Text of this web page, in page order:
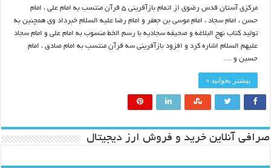
مرکزی آستان قدس رضوی از اتمام بازآفرینی ۵ قرآن منتسب به امام علی ، امام
حسن ، امام سجاد ، امام موسی بن جعفر و امام رضا علیه السلام خبرداد وی همچنین به
تولید کتاب نهج البلاغه و صحیفه سجادیه با رسم الخط منسوب به امام علی و امام سجاد
علیهم السلام اشاره کرد و افزود بازآفرینی سه قرآن منتسب به امام صادق ، امام
حسین و …
بیشتر بخوانید »
صرافی آنلاین خرید و فروش ارز دیجیتال